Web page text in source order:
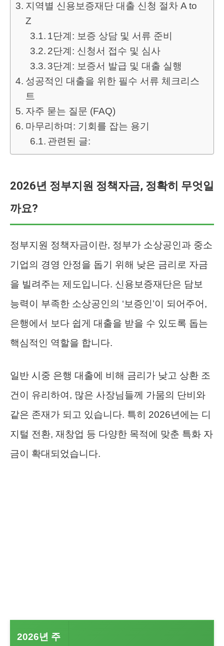
지역별 신용보증재단 대출 신청 절차 A to
Z
1단계: 보증 상담 및 서류 준비
2단계: 신청서 접수 및 심사
3단계: 보증서 발급 및 대출 실행
성공적인 대출을 위한 필수 서류 체크리스
트
자주 묻는 질문 (FAQ)
마무리하며: 기회를 잡는 용기
관련된 글:
2026년 정부지원 정책자금, 정확히 무엇일
까요?
정부지원 정책자금이란, 정부가 소상공인과 중소
기업의 경영 안정을 돕기 위해 낮은 금리로 자금
을 빌려주는 제도입니다. 신용보증재단은 담보
능력이 부족한 소상공인의 ‘보증인’이 되어주어,
은행에서 보다 쉽게 대출을 받을 수 있도록 돕는
핵심적인 역할을 합니다.
일반 시중 은행 대출에 비해 금리가 낮고 상환 조
건이 유리하여, 많은 사장님들께 가뭄의 단비와
같은 존재가 되고 있습니다. 특히 2026년에는 디
지털 전환, 재창업 등 다양한 목적에 맞춘 특화 자
금이 확대되었습니다.
2026년 주